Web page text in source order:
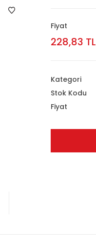
Fiyat
228,83 TL
Kategori
Stok Kodu
Fiyat